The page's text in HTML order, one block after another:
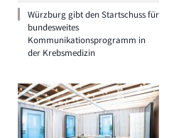
Würzburg gibt den Startschuss für
bundesweites
Kommunikationsprogramm in
der Krebsmedizin